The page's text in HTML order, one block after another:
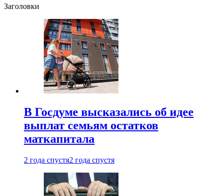
Заголовки
В Госдуме высказались об идее
выплат семьям остатков
маткапитала
2 года спустя2 года спустя